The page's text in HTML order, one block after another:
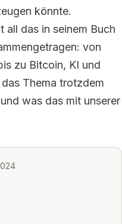
könnte.
all das in seinem Buch
von
zu Bitcoin, KI und
Thema trotzdem
was das mit unserer